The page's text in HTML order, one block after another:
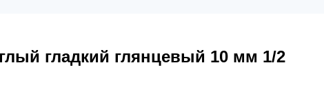
гладкий глянцевый 10 мм 1/2